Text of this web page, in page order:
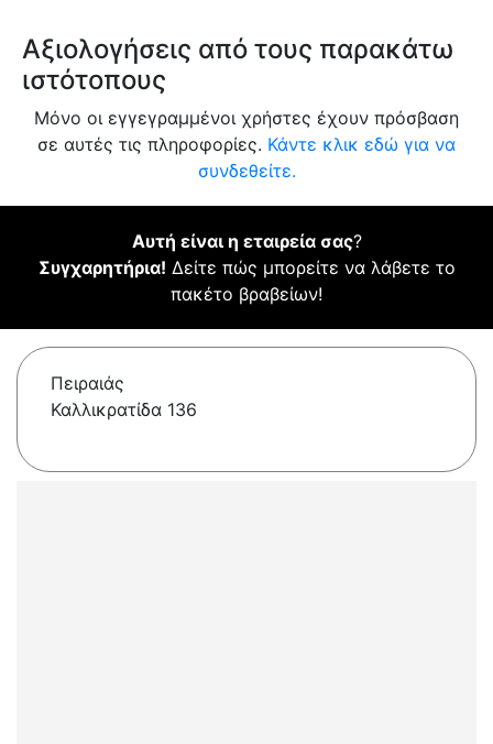
Αξιολογήσεις από τους παρακάτω
ιστότοπους
Μόνο οι εγγεγραμμένοι χρήστες έχουν πρόσβαση
σε αυτές τις πληροφορίες. Κάντε κλικ εδώ για να
συνδεθείτε.
Αυτή είναι η εταιρεία σας?
Συγχαρητήρια! Δείτε πώς μπορείτε να λάβετε το
πακέτο βραβείων!
Πειραιάς
Καλλικρατίδα 136